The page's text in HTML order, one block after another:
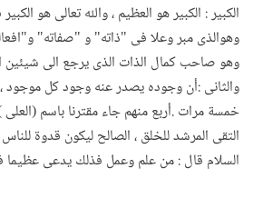
الكبير : الكبير هو العظيم ، والله تعالى هو
وهوالذى مبر وعلا فى "ذاته" و "صفاته"
وهو صاحب كمال الذات الذى يرجع الى شيئين
والثانى :أن وجوده يصدر عنه وجود كل موجود ،
خمسة مرات .أربع منهم جاء مقترنا باسم (العلى
التقى المرشد للخلق ، الصالح ليكون قدوة
السلام قال : من علم وعمل فذلك يدعى